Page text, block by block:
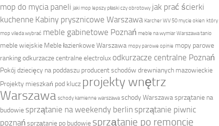
mop do mycia paneli jaki mop lepszy płaski czy obrotowy jak prać ścierki
kuchenne Kabiny prysznicowe Warszawa Karcher WV 50 mycie okien który
mop vileda wybrać meble gabinetowe Poznań meble na wymiar Warszawa tanio
meble wiejskie Meble łazienkowe Warszawa mopy parowe opinie mopy parowe
rankingodkurzacze centralne electrolux odkurzacze centralne Poznań
Pokój dziecięcy na poddaszu producent schodów drewnianych mazowieckie
Projekty mieszkań pod klucz projekty wnętrz
Warszawa schody kamienne warszawa schody Warszawasprzątanie na
budowie sprzątanie na weekendy berlin sprzątanie piwnic
poznańsprzątanie po budowie sprzątanie po remoncie